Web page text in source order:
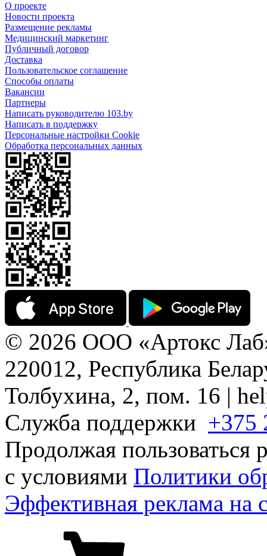
О проекте
Новости проекта
Размещение рекламы
Медицинский маркетинг
Публичный договор
Доставка
Пользовательское соглашение
Способы оплаты
Вакансии
Партнеры
Написать руководителю 103.by
Написать в поддержку
Персональные настройки Cookie
Обработка персональных данных
© 2026 ООО «Артокс
220012, Республика
Толбухина, 2, пом. 16 |
Служба поддержки +375
Продолжая пользоваться
с условиями Политики
Эффективная реклама на